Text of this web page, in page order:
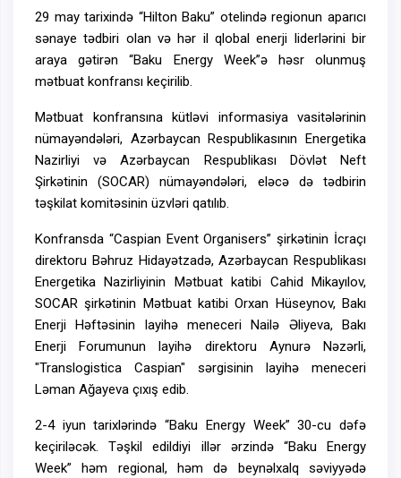
29 may tarixində “Hilton Baku” otelində regionun aparıcı
sənaye tədbiri olan və hər il qlobal enerji liderlərini bir
araya gətirən “Baku Energy Week”ə həsr olunmuş
mətbuat konfransı keçirilib.
Mətbuat konfransına kütləvi informasiya vasitələrinin
nümayəndələri, Azərbaycan Respublikasının Energetika
Nazirliyi və Azərbaycan Respublikası Dövlət Neft
Şirkətinin (SOCAR) nümayəndələri, eləcə də tədbirin
təşkilat komitəsinin üzvləri qatılıb.
Konfransda “Caspian Event Organisers” şirkətinin İcraçı
direktoru Bəhruz Hidayətzadə, Azərbaycan Respublikası
Energetika Nazirliyinin Mətbuat katibi Cahid Mikayılov,
SOCAR şirkətinin Mətbuat katibi Orxan Hüseynov, Bakı
Enerji Həftəsinin layihə meneceri Nailə Əliyeva, Bakı
Enerji Forumunun layihə direktoru Aynurə Nəzərli,
"Translogistica Caspian" sərgisinin layihə meneceri
Ləman Ağayeva çıxış edib.
2-4 iyun tarixlərində “Baku Energy Week” 30-cu dəfə
keçiriləcək. Təşkil edildiyi illər ərzində “Baku Energy
Week” həm regional, həm də beynəlxalq səviyyədə